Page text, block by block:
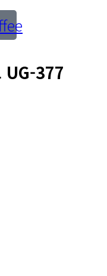
UG-377